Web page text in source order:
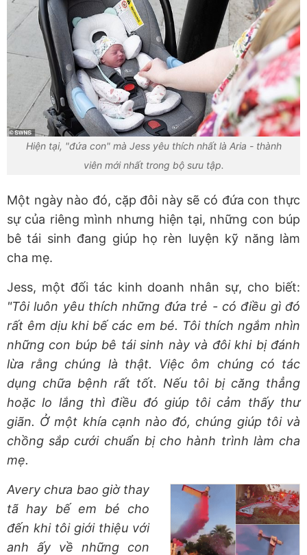
Hiện tại, "đứa con" mà Jess yêu thích nhất là Aria - thành
viên mới nhất trong bộ sưu tập.
Một ngày nào đó, cặp đôi này sẽ có đứa con thực
sự của riêng mình nhưng hiện tại, những con búp
bê tái sinh đang giúp họ rèn luyện kỹ năng làm
cha mẹ.
Jess, một đối tác kinh doanh nhân sự, cho biết:
"Tôi luôn yêu thích những đứa trẻ - có điều gì đó
rất êm dịu khi bế các em bé. Tôi thích ngắm nhìn
những con búp bê tái sinh này và đôi khi bị đánh
lừa rằng chúng là thật. Việc ôm chúng có tác
dụng chữa bệnh rất tốt. Nếu tôi bị căng thẳng
hoặc lo lắng thì điều đó giúp tôi cảm thấy thư
giãn. Ở một khía cạnh nào đó, chúng giúp tôi và
chồng sắp cưới chuẩn bị cho hành trình làm cha
mẹ.
Avery chưa bao giờ thay
tã hay bế em bé cho
đến khi tôi giới thiệu với
anh ấy về những con